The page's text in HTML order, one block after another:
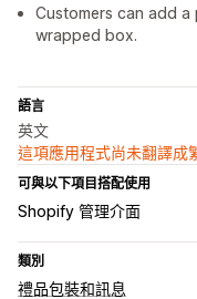
Customers can add
wrapped box.
語言
英文
這項應用程式尚未翻譯成
可與以下項目搭配使用
Shopify 管理介面
類別
禮品包裝和訊息